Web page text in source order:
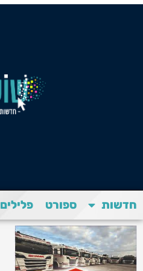
חדשות ספורט פלילים